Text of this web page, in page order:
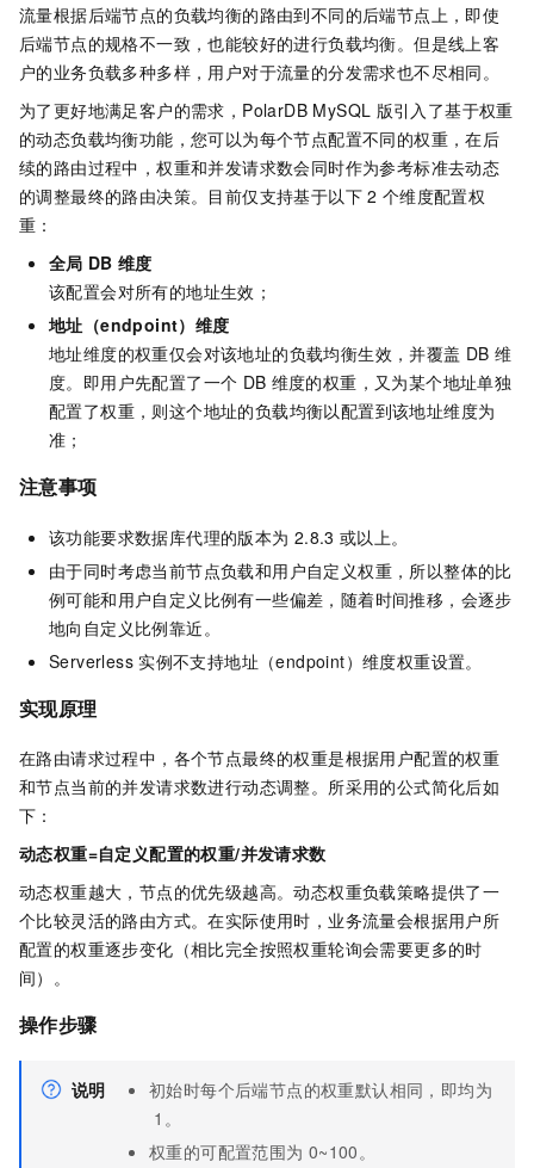
流量根据后端节点的负载均衡的路由到不同的后端节点上，即使
后端节点的规格不一致，也能较好的进行负载均衡。但是线上客
户的业务负载多种多样，用户对于流量的分发需求也不尽相同。
为了更好地满足客户的需求， PolarDB MySQL 版引入了基于权重
的动态负载均衡功能，您可以为每个节点配置不同的权重，在后
续的路由过程中，权重和并发请求数会同时作为参考标准去动态
的调整最终的路由决策。目前仅支持基于以下 2 个维度配置权
重：
全局 DB 维度
该配置会对所有的地址生效；
地址（endpoint）维度
地址维度的权重仅会对该地址的负载均衡生效，并覆盖 DB 维
度。即用户先配置了一个 DB 维度的权重，又为某个地址单独
配置了权重，则这个地址的负载均衡以配置到该地址维度为
准；
注意事项
该功能要求数据库代理的版本为 2.8.3 或以上。
由于同时考虑当前节点负载和用户自定义权重，所以整体的比
例可能和用户自定义比例有一些偏差，随着时间推移，会逐步
地向自定义比例靠近。
Serverless 实例不支持地址（endpoint）维度权重设置。
实现原理
在路由请求过程中，各个节点最终的权重是根据用户配置的权重
和节点当前的并发请求数进行动态调整。所采用的公式简化后如
下：
动态权重=自定义配置的权重/并发请求数
动态权重越大，节点的优先级越高。动态权重负载策略提供了一
个比较灵活的路由方式。在实际使用时，业务流量会根据用户所
配置的权重逐步变化（相比完全按照权重轮询会需要更多的时
间）。
操作步骤
说明
初始时每个后端节点的权重默认相同，即均为
1。
权重的可配置范围为 0~100。